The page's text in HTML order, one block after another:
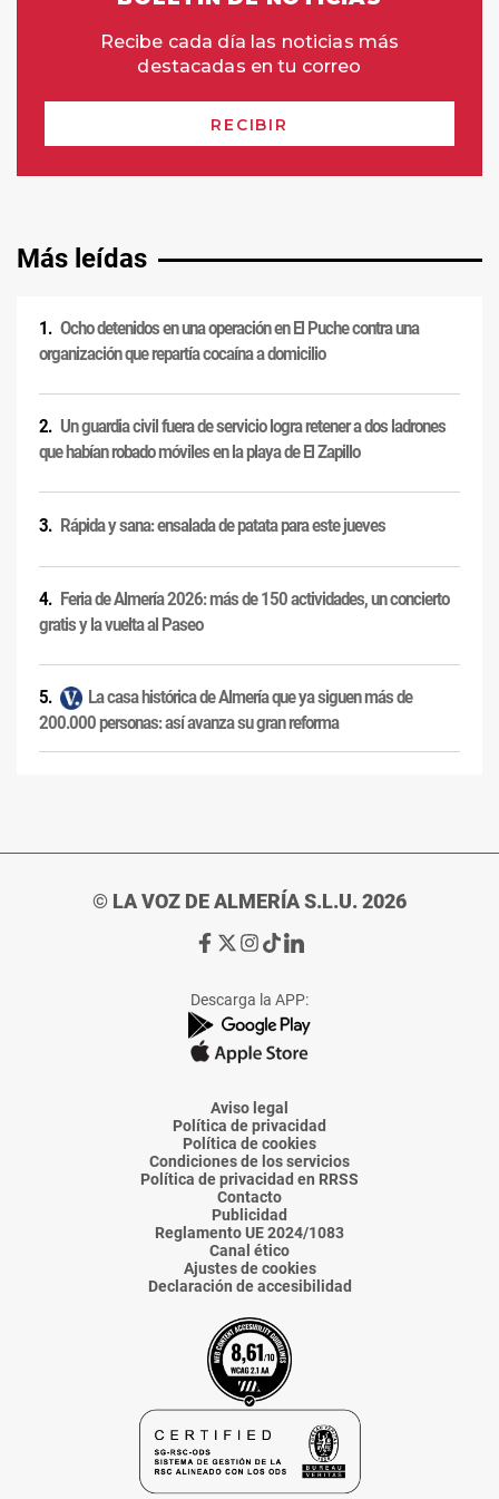
Más leídas
Ocho detenidos en una operación en El Puche contra una
organización que repartía cocaína a domicilio
Un guardia civil fuera de servicio logra retener a dos ladrones
que habían robado móviles en la playa de El Zapillo
Rápida y sana: ensalada de patata para este jueves
Feria de Almería 2026: más de 150 actividades, un concierto
gratis y la vuelta al Paseo
La casa histórica de Almería que ya siguen más de
200.000 personas: así avanza su gran reforma
© LA VOZ DE ALMERÍA S.L.U. 2026
Ir
de
La
Voz
Almería
Ir
de
La
Voz
Almería
Ir
de
La
Voz
Almería
Ir
de
La
Voz
Almería
Ir
de
La
Voz
Descarga la APP:
Aviso legal
Política de privacidad
Política de cookies
Condiciones de los servicios
Política de privacidad en RRSS
Contacto
Publicidad
Reglamento UE 2024/1083
Canal ético
Ajustes de cookies
Declaración de accesibilidad